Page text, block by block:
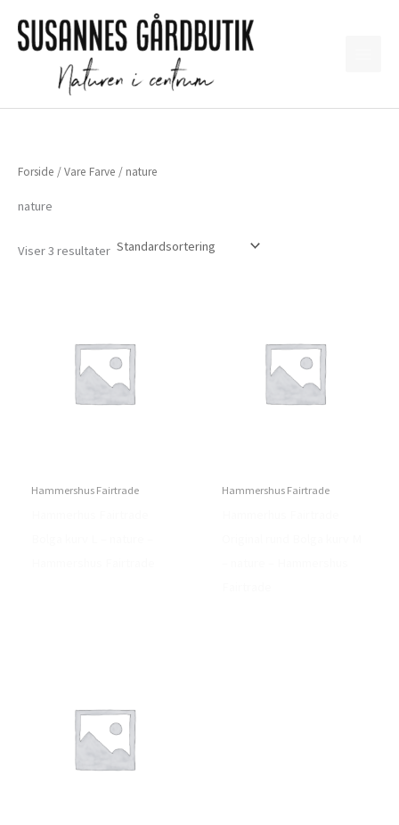
Forside / Vare Farve / nature
nature
Viser 3 resultater
Hammershus Fairtrade Hammershus Fairtrade